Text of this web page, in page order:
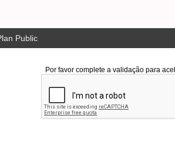
Public
Por favor complete a validação para